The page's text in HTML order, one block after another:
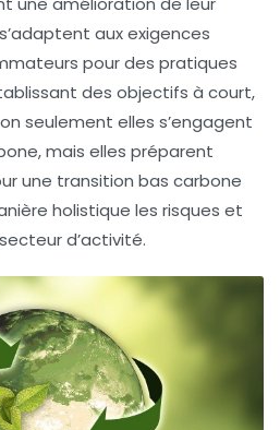
aux exigences
pour des pratiques
des objectifs à court,
seulement elles s’engagent
, mais elles préparent
une transition bas carbone
holistique les risques et
d’activité.